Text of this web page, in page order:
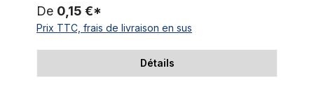
De 0,15 €*
Prix TTC, frais de livraison en sus
Détails